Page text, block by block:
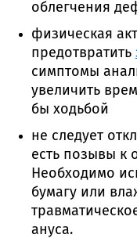
облегчения
физическая
предотвратить
симптомы
увеличить
бы ходьбой
не следует
есть позывы
Необходимо
бумагу или
ануса.